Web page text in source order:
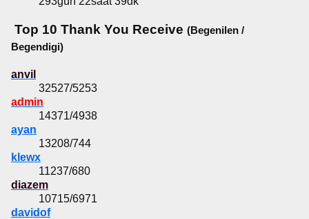
Top 10 Thank You Receive (Begenilen /
Begendigi)
anvil
32527/5253
admin
14371/4938
ayan
13208/744
klewx
11237/680
diazem
10715/6971
davidof